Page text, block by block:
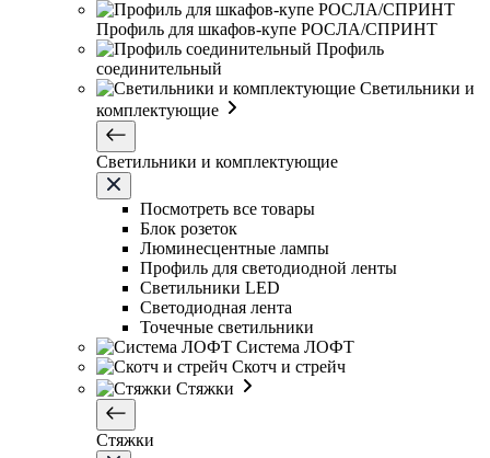
Профиль для шкафов-купе РОСЛА/СПРИНТ
Профиль
соединительный
Светильники и
комплектующие
Светильники и комплектующие
Посмотреть все товары
Блок розеток
Люминесцентные лампы
Профиль для светодиодной ленты
Светильники LED
Светодиодная лента
Точечные светильники
Система ЛОФТ
Скотч и стрейч
Стяжки
Стяжки